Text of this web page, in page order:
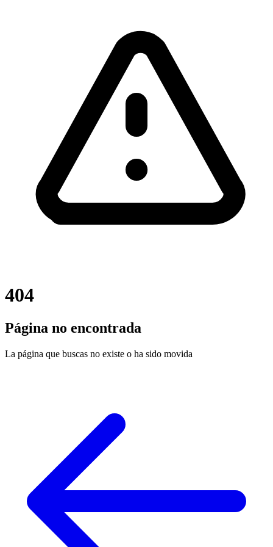
404
Página no encontrada
La página que buscas no existe o ha sido movida